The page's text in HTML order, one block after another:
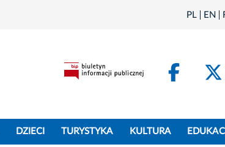
PL EN
DZIECI TURYSTYKA KULTURA